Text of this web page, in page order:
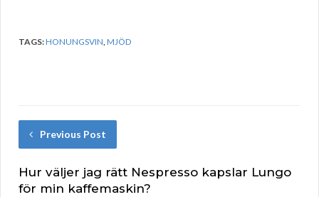
TAGS:HONUNGSVIN,MJÖD
Previous Post
Hur väljer jag rätt Nespresso kapslar Lungo
för min kaffemaskin?